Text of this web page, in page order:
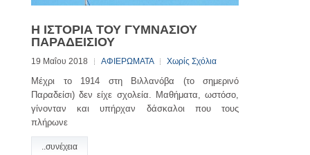
Η ΙΣΤΟΡΙΑ ΤΟΥ ΓΥΜΝΑΣΙΟΥ
ΠΑΡΑΔΕΙΣΙΟΥ
19 Μαΐου 2018 ΑΦΙΕΡΩΜΑΤΑ Χωρίς Σχόλια
Μέχρι το 1914 στη Βιλλανόβα (το σημερινό
Παραδείσι) δεν είχε σχολεία. Μαθήματα, ωστόσο,
γίνονταν και υπήρχαν δάσκαλοι που τους
πλήρωνε
..συνέχεια